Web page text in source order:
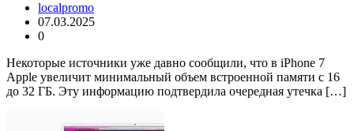
localpromo
07.03.2025
0
Некоторые источники уже давно сообщили, что в iPhone 7
Apple увеличит минимальный объем встроенной памяти с 16
до 32 ГБ. Эту информацию подтвердила очередная утечка […]